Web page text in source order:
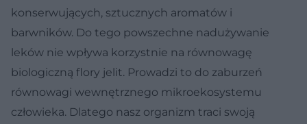
konserwujących, sztucznych aromatów i
barwników. Do tego powszechne nadużywanie
leków nie wpływa korzystnie na równowagę
biologiczną flory jelit. Prowadzi to do zaburzeń
równowagi wewnętrznego mikroekosystemu
człowieka. Dlatego nasz organizm traci swoją